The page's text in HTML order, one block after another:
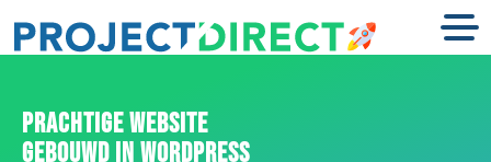
PRACHTIGE WEBSITE
GEBOUWD IN WORDPRESS